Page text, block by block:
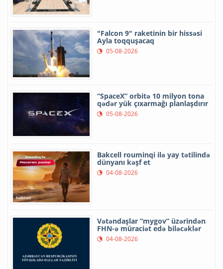
"Falcon 9" raketinin bir hissəsi
Ayla toqquşacaq
05-08-2026
“SpaceX” orbitə 10 milyon tona
qədər yük çıxarmağı planlaşdırır
05-08-2026
Bakcell rouminqi ilə yay tətilində
dünyanı kəşf et
04-08-2026
Vətəndaşlar “mygov” üzərindən
FHN-ə müraciət edə biləcəklər
04-08-2026